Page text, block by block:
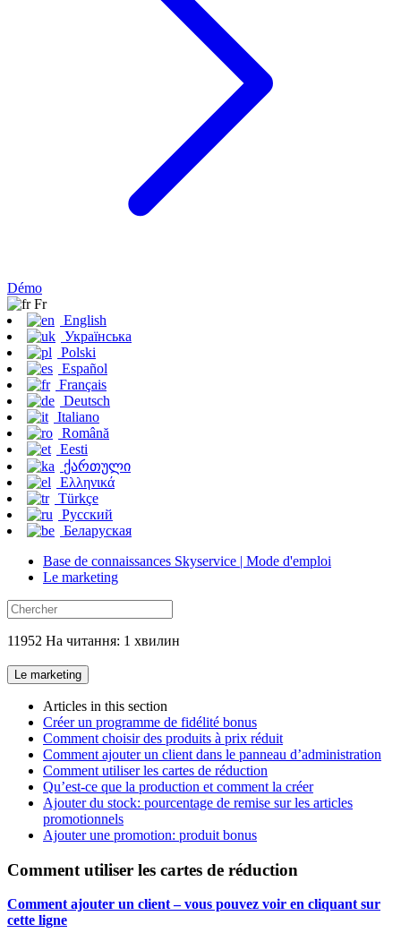
Démo
Fr
English
Українська
Polski
Español
Français
Deutsch
Italiano
Română
Eesti
ქართული
Ελληνικά
Türkçe
Русский
Беларуская
Base de connaissances Skyservice | Mode d'emploi
Le marketing
11952 На читання: 1 хвилин
Le marketing
Articles in this section
Créer un programme de fidélité bonus
Comment choisir des produits à prix réduit
Comment ajouter un client dans le panneau d’administration
Comment utiliser les cartes de réduction
Qu’est-ce que la production et comment la créer
Ajouter du stock: pourcentage de remise sur les articles
promotionnels
Ajouter une promotion: produit bonus
Comment utiliser les cartes de réduction
Comment ajouter un client– vous pouvez voir en cliquant sur
cette ligne